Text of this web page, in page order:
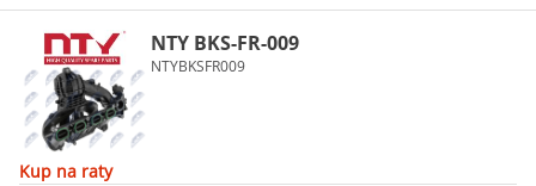
NTY BKS-FR-009
NTYBKSFR009
Kup na raty